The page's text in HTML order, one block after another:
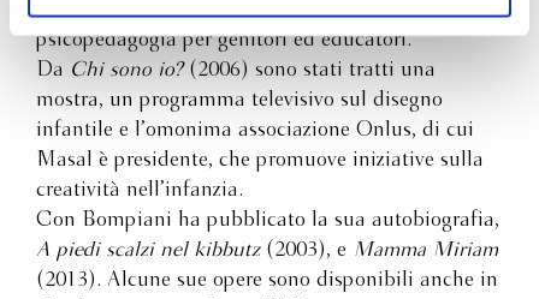
ogni momentoRevoca
pubblicato con Franco Angeli molti saggi di
psicopedagogia per genitori ed educatori.
Da Chi sono io?(2006) sono stati tratti una
mostra, un programma televisivo sul disegno
infantile e l’omonima associazione Onlus, di cui
Masal è presidente, che promuove iniziative sulla
creatività nell’infanzia.
Con Bompiani ha pubblicato la sua autobiografia,
A piedi scalzi nel kibbutz (2003), e Mamma Miriam
(2013). Alcune sue opere sono disponibili anche in